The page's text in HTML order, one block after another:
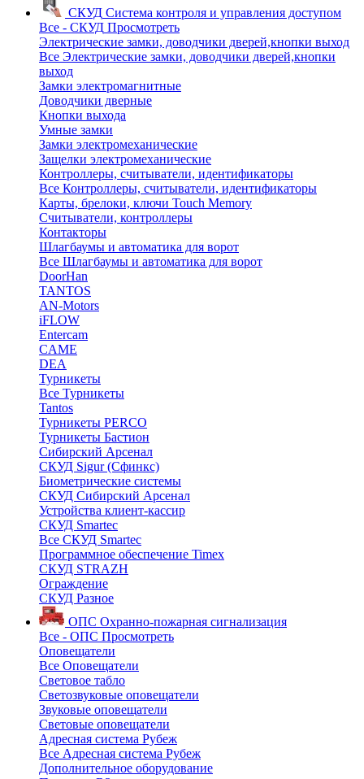
СКУД Система контроля и управления доступом
Все - СКУД Просмотреть
Электрические замки, доводчики дверей,кнопки выход
Все Электрические замки, доводчики дверей,кнопки
выход
Замки электромагнитные
Доводчики дверные
Кнопки выхода
Умные замки
Замки электромеханические
Защелки электромеханические
Контроллеры, считыватели, идентификаторы
Все Контроллеры, считыватели, идентификаторы
Карты, брелоки, ключи Touch Memory
Считыватели, контроллеры
Контакторы
Шлагбаумы и автоматика для ворот
Все Шлагбаумы и автоматика для ворот
DoorHan
TANTOS
AN-Motors
iFLOW
Entercam
CAME
DEA
Турникеты
Все Турникеты
Tantos
Турникеты PERCO
Турникеты Бастион
Сибирский Арсенал
СКУД Sigur (Сфинкс)
Биометрические системы
СКУД Сибирский Арсенал
Устройства клиент-кассир
СКУД Smartec
Все СКУД Smartec
Программное обеспечение Timex
СКУД STRAZH
Ограждение
СКУД Разное
ОПС Охранно-пожарная сигнализация
Все - ОПС Просмотреть
Оповещатели
Все Оповещатели
Световое табло
Светозвуковые оповещатели
Звуковые оповещатели
Световые оповещатели
Адресная система Рубеж
Все Адресная система Рубеж
Дополнительное оборудование